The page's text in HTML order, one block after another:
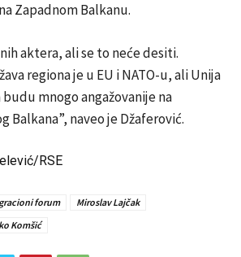
Zapadnom Balkanu.
aktera, ali se to neće desiti.
regiona je u EU i NATO-u, ali Unija
mnogo angažovanije na
Balkana”, naveo je Džaferović.
RSE
forum
Miroslav Lajčak
Komšić